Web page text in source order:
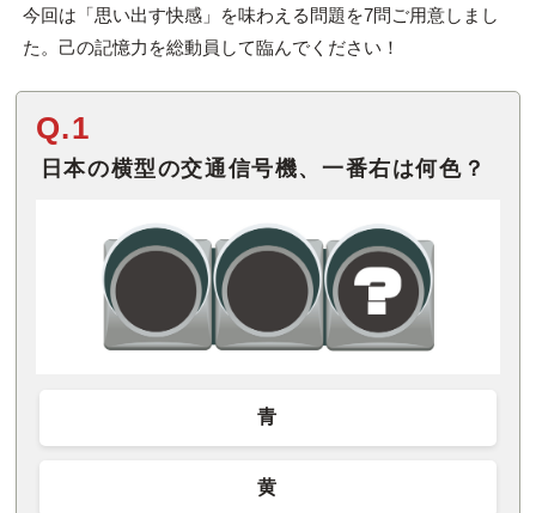
今回は「思い出す快感」を味わえる問題を7問ご用意しまし
た。己の記憶力を総動員して臨んでください！
Q.1
日本の横型の交通信号機、一番右は何色？
青
黄